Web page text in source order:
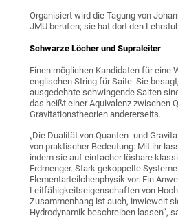
Organisiert wird die Tagung von
JMU berufen; sie hat dort den
Schwarze Löcher und Supraleiter
Einen möglichen Kandidaten für eine
englischen String für Saite. Sie
ausgedehnte schwingende Saiten
das heißt einer Äquivalenz zwischen
Gravitationstheorien andererseits.
„Die Dualität von Quanten- und
von praktischer Bedeutung: Mit ihr
indem sie auf einfacher lösbare
Erdmenger. Stark gekoppelte
Elementarteilchenphysik vor. Ein
Leitfähigkeitseigenschaften von
Zusammenhang ist auch, inwieweit
Hydrodynamik beschreiben lassen“,